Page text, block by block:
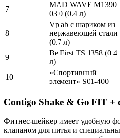
7
MAD WAVE M1390
03 0 (0.4 л)
8
Vplab с шариком из
нержавеющей стали
(0.7 л)
9
Be First TS 1358 (0.4
л)
10
«Спортивный
элемент» S01-400
Contigo Shake & Go FIT +
Фитнес-шейкер имеет удобную
клапаном для питья и